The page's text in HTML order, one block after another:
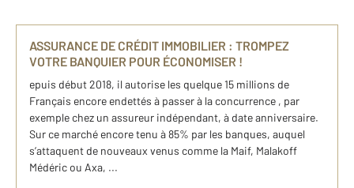
ASSURANCE DE CRÉDIT IMMOBILIER : TROMPEZ
VOTRE BANQUIER POUR ÉCONOMISER !
epuis début 2018, il autorise les quelque 15 millions de
Français encore endettés à passer à la concurrence , par
exemple chez un assureur indépendant, à date anniversaire.
Sur ce marché encore tenu à 85% par les banques, auquel
s’attaquent de nouveaux venus comme la Maif, Malakoff
Médéric ou Axa, ...